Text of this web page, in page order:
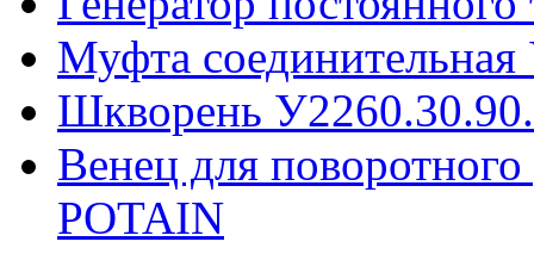
Муфта соединительная
Шкворень
Венец для
POTAIN